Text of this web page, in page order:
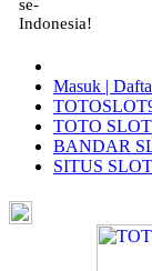
se-
Indonesia!
Masuk |
TOTO SLOT
BANDAR
SITUS SLOT